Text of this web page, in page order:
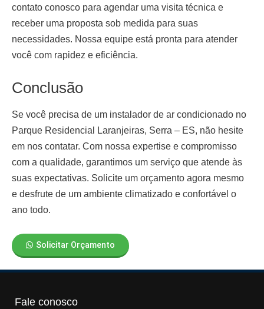
contato conosco para agendar uma visita técnica e
receber uma proposta sob medida para suas
necessidades. Nossa equipe está pronta para atender
você com rapidez e eficiência.
Conclusão
Se você precisa de um instalador de ar condicionado no
Parque Residencial Laranjeiras, Serra – ES, não hesite
em nos contatar. Com nossa expertise e compromisso
com a qualidade, garantimos um serviço que atende às
suas expectativas. Solicite um orçamento agora mesmo
e desfrute de um ambiente climatizado e confortável o
ano todo.
Solicitar Orçamento
Fale conosco